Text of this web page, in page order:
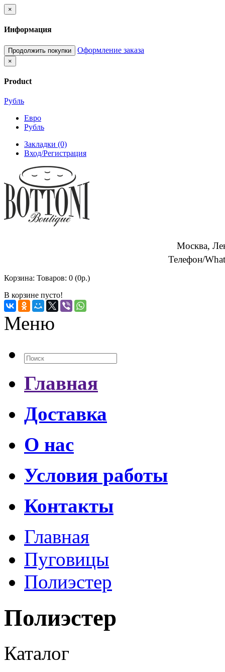
×
Информация
Продолжить покупки Оформление заказа
×
Product
Рубль
Евро
Рубль
Закладки (0)
Вход/Регистрация
Москва,
Телефон/
Корзина: Товаров: 0 (0р.)
В корзине пусто!
Меню
Главная
Доставка
О нас
Условия работы
Контакты
Главная
Пуговицы
Полиэстер
Полиэстер
Каталог